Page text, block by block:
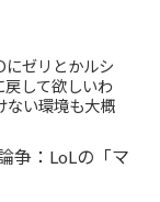
にゼリとかルシ
戻して欲しいわ
ない環境も大概
争：LoLの「マ